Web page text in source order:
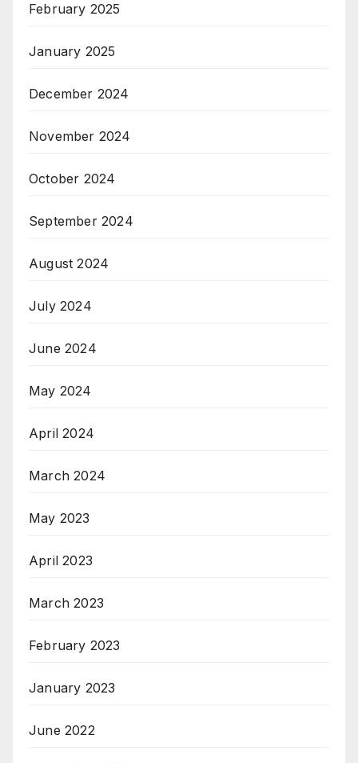
February 2025
January 2025
December 2024
November 2024
October 2024
September 2024
August 2024
July 2024
June 2024
May 2024
April 2024
March 2024
May 2023
April 2023
March 2023
February 2023
January 2023
June 2022